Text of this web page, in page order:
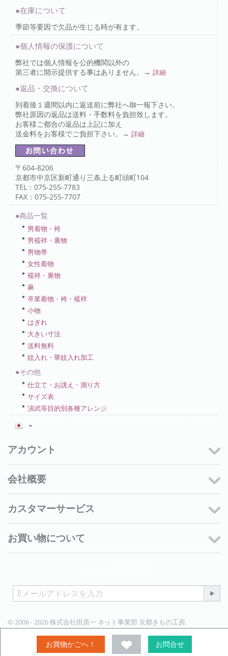
お買物かごへ！ お問合せ
●在庫について
季節等要因で欠品が生じる時が有ます。
●個人情報の保護について
弊社では個人情報を公的機関以外の
第三者に開示提供する事はありません。→ 詳細
●返品・交換について
到着後１週間以内に返送前に弊社へ御一報下さい。
弊社原因の返品は送料・手数料を負担致します。
お客様ご都合の返品は上記に加え
送金料をお客様でご負担下さい。→ 詳細
〒604-8206
京都市中京区新町通り三条上る町頭町104
TEL：075-255-7783
FAX：075-255-7707
●商品一覧
男着物・袴
男襦袢・裏物
男物帯
女性着物
襦袢・裏物
麻
卒業着物・袴・襦袢
小物
はぎれ
大きい寸法
送料無料
紋入れ・華紋入れ加工
●その他
仕立て・お誂え・測り方
サイズ表
演武等目的別各種アレンジ
アカウント
会社概要
カスタマーサービス
お買い物について
© 2006 - 2026 株式会社田原一 ネット事業部 京都きもの工房.